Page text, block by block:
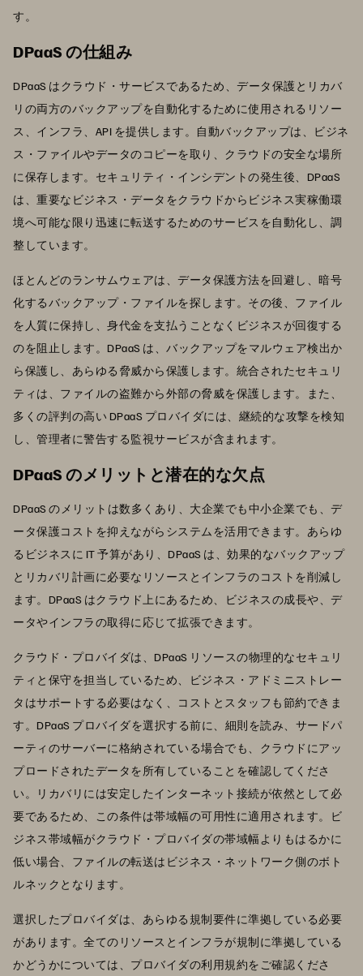
す。
DPaaS の仕組み
DPaaS はクラウド・サービスであるため、データ保護とリカバ
リの両方のバックアップを自動化するために使用されるリソー
ス、インフラ、API を提供します。自動バックアップは、ビジネ
ス・ファイルやデータのコピーを取り、クラウドの安全な場所
に保存します。セキュリティ・インシデントの発生後、DPaaS
は、重要なビジネス・データをクラウドからビジネス実稼働環
境へ可能な限り迅速に転送するためのサービスを自動化し、調
整しています。
ほとんどのランサムウェアは、データ保護方法を回避し、暗号
化するバックアップ・ファイルを探します。その後、ファイル
を人質に保持し、身代金を支払うことなくビジネスが回復する
のを阻止します。DPaaS は、バックアップをマルウェア検出か
ら保護し、あらゆる脅威から保護します。統合されたセキュリ
ティは、ファイルの盗難から外部の脅威を保護します。また、
多くの評判の高い DPaaS プロバイダには、継続的な攻撃を検知
し、管理者に警告する監視サービスが含まれます。
DPaaS のメリットと潜在的な欠点
DPaaS のメリットは数多くあり、大企業でも中小企業でも、デ
ータ保護コストを抑えながらシステムを活用できます。あらゆ
るビジネスに IT 予算があり、DPaaS は、効果的なバックアップ
とリカバリ計画に必要なリソースとインフラのコストを削減し
ます。DPaaS はクラウド上にあるため、ビジネスの成長や、デ
ータやインフラの取得に応じて拡張できます。
クラウド・プロバイダは、DPaaS リソースの物理的なセキュリ
ティと保守を担当しているため、ビジネス・アドミニストレー
タはサポートする必要はなく、コストとスタッフも節約できま
す。DPaaS プロバイダを選択する前に、細則を読み、サードパ
ーティのサーバーに格納されている場合でも、クラウドにアッ
プロードされたデータを所有していることを確認してくださ
い。リカバリには安定したインターネット接続が依然として必
要であるため、この条件は帯域幅の可用性に適用されます。ビ
ジネス帯域幅がクラウド・プロバイダの帯域幅よりもはるかに
低い場合、ファイルの転送はビジネス・ネットワーク側のボト
ルネックとなります。
選択したプロバイダは、あらゆる規制要件に準拠している必要
があります。全てのリソースとインフラが規制に準拠している
かどうかについては、プロバイダの利用規約をご確認くださ